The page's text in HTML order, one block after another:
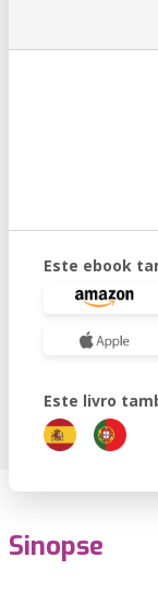
Este ebook
Este livro
Sinopse